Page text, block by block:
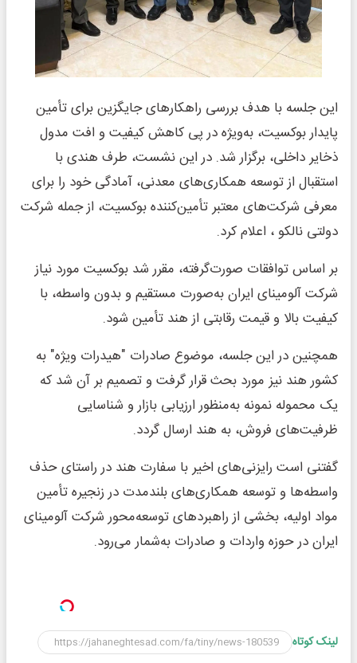
این جلسه با هدف بررسی راهکارهای جایگزین برای تأمین
پایدار بوکسیت، به‌ویژه در پی کاهش کیفیت و افت مدول
ذخایر داخلی، برگزار شد. در این نشست، طرف هندی با
استقبال از توسعه همکاری‌های معدنی، آمادگی خود را برای
معرفی شرکت‌های معتبر تأمین‌کننده بوکسیت، از جمله شرکت
دولتی نالکو ، اعلام کرد.
بر اساس توافقات صورت‌گرفته، مقرر شد بوکسیت مورد نیاز
شرکت آلومینای ایران به‌صورت مستقیم و بدون واسطه، با
کیفیت بالا و قیمت رقابتی از هند تأمین شود.
همچنین در این جلسه، موضوع صادرات "هیدرات ویژه" به
کشور هند نیز مورد بحث قرار گرفت و تصمیم بر آن شد که
یک محموله نمونه به‌منظور ارزیابی بازار و شناسایی
ظرفیت‌های فروش، به هند ارسال گردد.
گفتنی است رایزنی‌های اخیر با سفارت هند در راستای حذف
واسطه‌ها و توسعه همکاری‌های بلندمدت در زنجیره تأمین
مواد اولیه، بخشی از راهبردهای توسعه‌محور شرکت آلومینای
ایران در حوزه واردات و صادرات به‌شمار می‌رود.
لینک کوتاه